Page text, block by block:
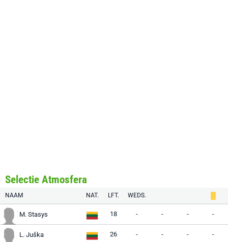
Selectie Atmosfera
NAAM NAT. LFT. WEDS.
M. Stasys 18 - - - -
L. Juška 26 - - - -